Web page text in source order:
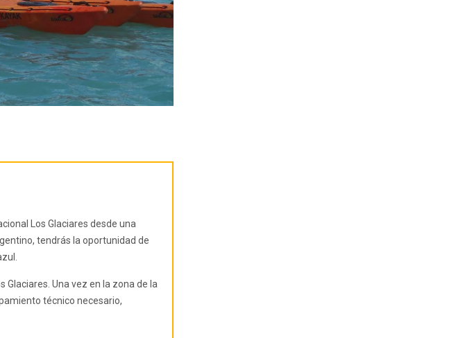
Los Glaciares desde una
tendrás la oportunidad de
Glaciares. Una vez en la zona de la
técnico necesario,